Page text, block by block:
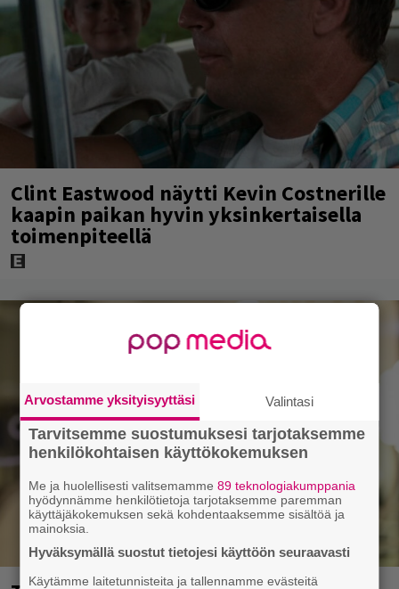
Clint Eastwood näytti Kevin Costnerille
kaapin paikan hyvin yksinkertaisella
toimenpiteellä
Arvostamme yksityisyyttäsi Valintasi
Tarvitsemme suostumuksesi tarjotaksemme
henkilökohtaisen käyttökokemuksen
Me ja huolellisesti valitsemamme89 teknologiakumppania
hyödynnämme henkilötietoja tarjotaksemme paremman
käyttäjäkokemuksen sekä kohdentaaksemme sisältöä ja
mainoksia.
Hyväksymällä suostut tietojesi käyttöön seuraavasti
Käytämme laitetunnisteita ja tallennamme evästeitä